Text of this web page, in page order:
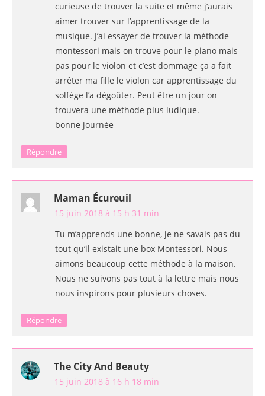
curieuse de trouver la suite et même j’aurais
aimer trouver sur l’apprentissage de la
musique. J’ai essayer de trouver la méthode
montessori mais on trouve pour le piano mais
pas pour le violon et c’est dommage ça a fait
arrêter ma fille le violon car apprentissage du
solfège l’a dégoûter. Peut être un jour on
trouvera une méthode plus ludique.
bonne journée
Répondre
Maman Écureuil
15 juin 2018 à 15 h 31 min
Tu m’apprends une bonne, je ne savais pas du
tout qu’il existait une box Montessori. Nous
aimons beaucoup cette méthode à la maison.
Nous ne suivons pas tout à la lettre mais nous
nous inspirons pour plusieurs choses.
Répondre
The City And Beauty
15 juin 2018 à 16 h 18 min